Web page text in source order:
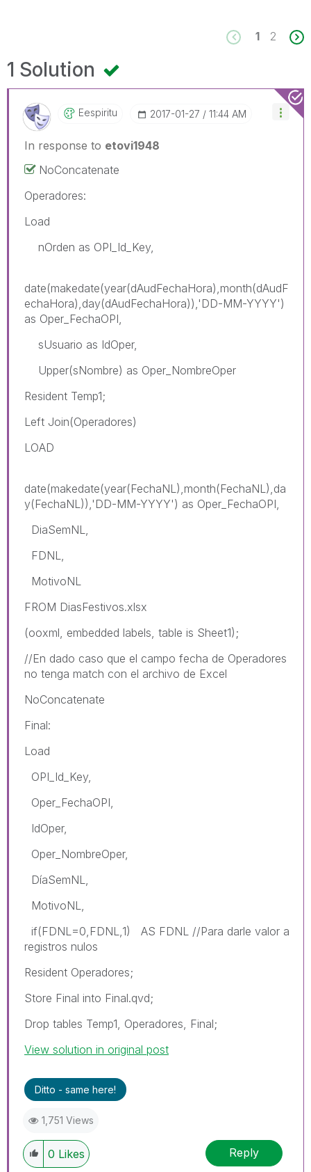
1 2
1 Solution
Eespiritu ‎2017-01-27 11:44 AM
In response to etovi1948
NoConcatenate
Operadores:
Load
nOrden as OPI_Id_Key,
date(makedate(year(dAudFechaHora),month(dAudF
echaHora),day(dAudFechaHora)),'DD-MM-YYYY')
as Oper_FechaOPI,
sUsuario as IdOper,
Upper(sNombre) as Oper_NombreOper
Resident Temp1;
Left Join(Operadores)
LOAD
date(makedate(year(FechaNL),month(FechaNL),da
y(FechaNL)),'DD-MM-YYYY') as Oper_FechaOPI,
DiaSemNL,
FDNL,
MotivoNL
FROM DiasFestivos.xlsx
(ooxml, embedded labels, table is Sheet1);
//En dado caso que el campo fecha de Operadores
no tenga match con el archivo de Excel
NoConcatenate
Final:
Load
OPI_Id_Key,
Oper_FechaOPI,
IdOper,
Oper_NombreOper,
DíaSemNL,
MotivoNL,
if(FDNL=0,FDNL,1) AS FDNL //Para darle valor a
registros nulos
Resident Operadores;
Store Final into Final.qvd;
Drop tables Temp1, Operadores, Final;
View solution in original post
Ditto - same here!
1,751 Views
0 Likes Reply